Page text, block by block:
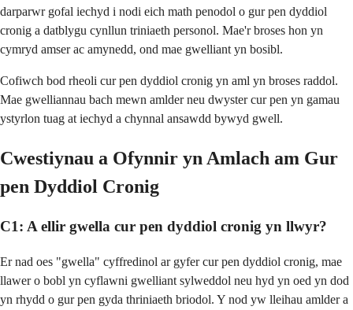
darparwr gofal iechyd i nodi eich math penodol o gur pen dyddiol
cronig a datblygu cynllun triniaeth personol. Mae'r broses hon yn
cymryd amser ac amynedd, ond mae gwelliant yn bosibl.
Cofiwch bod rheoli cur pen dyddiol cronig yn aml yn broses raddol.
Mae gwelliannau bach mewn amlder neu dwyster cur pen yn gamau
ystyrlon tuag at iechyd a chynnal ansawdd bywyd gwell.
Cwestiynau a Ofynnir yn Amlach am Gur
pen Dyddiol Cronig
C1: A ellir gwella cur pen dyddiol cronig yn llwyr?
Er nad oes "gwella" cyffredinol ar gyfer cur pen dyddiol cronig, mae
llawer o bobl yn cyflawni gwelliant sylweddol neu hyd yn oed yn dod
yn rhydd o gur pen gyda thriniaeth briodol. Y nod yw lleihau amlder a